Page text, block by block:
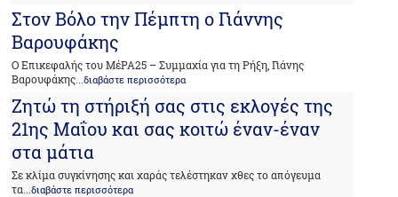
Στον Βόλο την Πέμπτη ο Γιάννης
Βαρουφάκης
Ο Επικεφαλής του ΜέΡΑ25 – Συμμαχία για τη Ρήξη, Γιάνης
Βαρουφάκης ...διαβάστε περισσότερα
Ζητώ τη στήριξή σας στις εκλογές της
21ης Μαΐου και σας κοιτώ έναν-έναν
στα μάτια
Σε κλίμα συγκίνησης και χαράς τελέστηκαν χθες το απόγευμα
τα...διαβάστε περισσότερα